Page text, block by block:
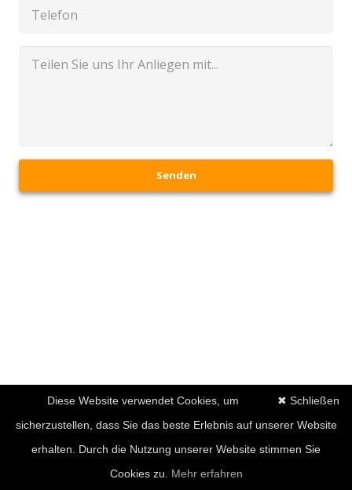
Senden
✖ Schließen
Diese Website verwendet Cookies, um
sicherzustellen, dass Sie das beste Erlebnis auf unserer Website
erhalten. Durch die Nutzung unserer Website stimmen Sie
Cookies zu. Mehr erfahren